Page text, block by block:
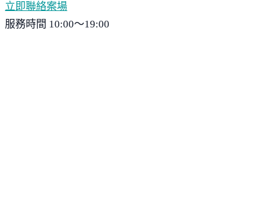
立即聯絡案場
服務時間 10:00～19:00